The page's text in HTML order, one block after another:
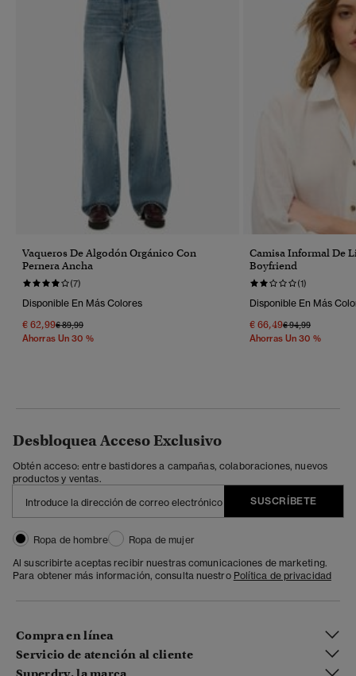
Vaqueros De Algodón Orgánico Con
Pernera Ancha
(7)
Disponible En Más Colores
€ 62,99Precio Rebajado De
€ 89,99A
Ahorras Un 30 %
Camisa Informal De
Boyfriend
(1)
Disponible En Más
€ 66,49Precio Rebajado
€ 94,99A
Ahorras Un 30 %
Desbloquea Acceso Exclusivo
Obtén acceso: entre bastidores a campañas, colaboraciones, nuevos
productos y ventas.
SUSCRÍBETE
Ropa de hombre
Ropa de mujer
Al suscribirte aceptas recibir nuestras comunicaciones de marketing.
Para obtener más información, consulta nuestro Política de privacidad
Compra en línea
Servicio de atención al cliente